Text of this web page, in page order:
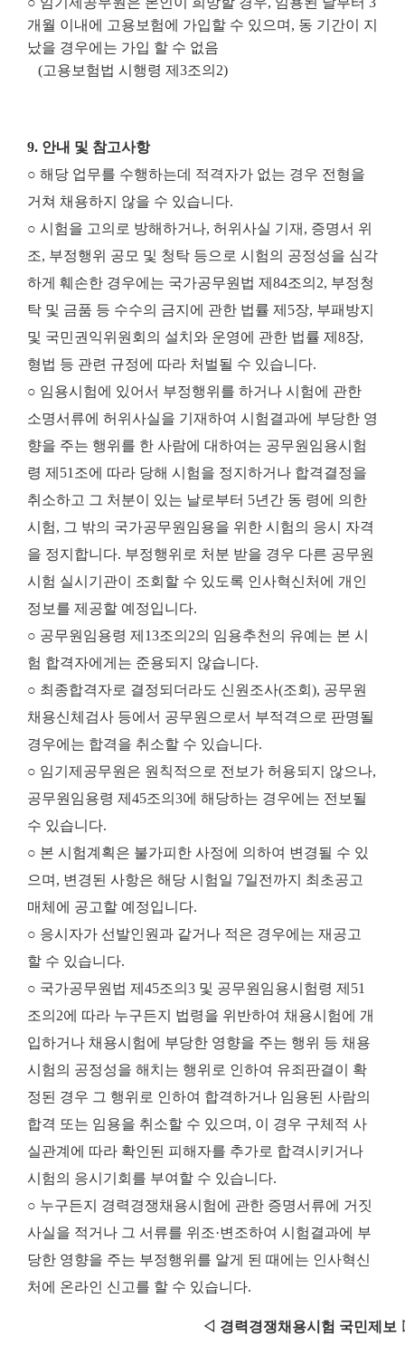
개월 이내에 고용보험에 가입할 수 있으며, 동 기간이 지
났을 경우에는 가입 할 수 없음
(고용보험법 시행령 제3조의2)
9. 안내 및 참고사항
○ 해당 업무를 수행하는데 적격자가 없는 경우 전형을
거쳐 채용하지 않을 수 있습니다.
○ 시험을 고의로 방해하거나, 허위사실 기재, 증명서 위
조, 부정행위 공모 및 청탁 등으로 시험의 공정성을 심각
하게 훼손한 경우에는 국가공무원법 제84조의2, 부정청
탁 및 금품 등 수수의 금지에 관한 법률 제5장, 부패방지
및 국민권익위원회의 설치와 운영에 관한 법률 제8장,
형법 등 관련 규정에 따라 처벌될 수 있습니다.
○ 임용시험에 있어서 부정행위를 하거나 시험에 관한
소명서류에 허위사실을 기재하여 시험결과에 부당한 영
향을 주는 행위를 한 사람에 대하여는 공무원임용시험
령 제51조에 따라 당해 시험을 정지하거나 합격결정을
취소하고 그 처분이 있는 날로부터 5년간 동 령에 의한
시험, 그 밖의 국가공무원임용을 위한 시험의 응시 자격
을 정지합니다. 부정행위로 처분 받을 경우 다른 공무원
시험 실시기관이 조회할 수 있도록 인사혁신처에 개인
정보를 제공할 예정입니다.
○ 공무원임용령 제13조의2의 임용추천의 유예는 본 시
험 합격자에게는 준용되지 않습니다.
○ 최종합격자로 결정되더라도 신원조사(조회), 공무원
채용신체검사 등에서 공무원으로서 부적격으로 판명될
경우에는 합격을 취소할 수 있습니다.
○ 임기제공무원은 원칙적으로 전보가 허용되지 않으나,
공무원임용령 제45조의3에 해당하는 경우에는 전보될
수 있습니다.
○ 본 시험계획은 불가피한 사정에 의하여 변경될 수 있
으며, 변경된 사항은 해당 시험일 7일전까지 최초공고
매체에 공고할 예정입니다.
○ 응시자가 선발인원과 같거나 적은 경우에는 재공고
할 수 있습니다.
○ 국가공무원법 제45조의3 및 공무원임용시험령 제51
조의2에 따라 누구든지 법령을 위반하여 채용시험에 개
입하거나 채용시험에 부당한 영향을 주는 행위 등 채용
시험의 공정성을 해치는 행위로 인하여 유죄판결이 확
정된 경우 그 행위로 인하여 합격하거나 임용된 사람의
합격 또는 임용을 취소할 수 있으며, 이 경우 구체적 사
실관계에 따라 확인된 피해자를 추가로 합격시키거나
시험의 응시기회를 부여할 수 있습니다.
○ 누구든지 경력경쟁채용시험에 관한 증명서류에 거짓
사실을 적거나 그 서류를 위조·변조하여 시험결과에 부
당한 영향을 주는 부정행위를 알게 된 때에는 인사혁신
처에 온라인 신고를 할 수 있습니다.
◁ 경력경쟁채용시험 국민제보